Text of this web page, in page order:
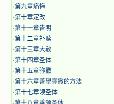
·第九章痛悔
·第十章定改
·第十一章告明
·第十二章补赎
·第十三章大赦
·第十四章圣体
·第十五章弥撒
·第十六章善望弥撒的方法
·第十七章领圣体